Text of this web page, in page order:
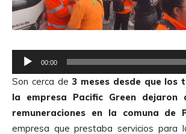
e
p
r
o
00:00
Son cerca de 3 meses desde que los
la empresa Pacific Green dejaron
remuneraciones en la comuna de
empresa que prestaba servicios para